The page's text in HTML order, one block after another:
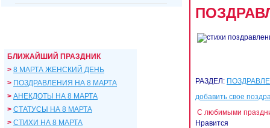
БЛИЖАЙШИЙ ПРАЗДНИК
> 8 МАРТА ЖЕНСКИЙ ДЕНЬ
> ПОЗДРАВЛЕНИЯ НА 8 МАРТА
> АНЕКДОТЫ НА 8 МАРТА
> СТАТУСЫ НА 8 МАРТА
> СТИХИ НА 8 МАРТА
РАЗДЕЛ:
добавить свое
С любимыми
Нравится